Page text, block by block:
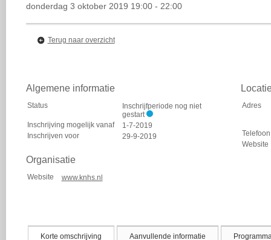
donderdag 3 oktober 2019 19:00 - 22:00
Terug naar overzicht
Algemene informatie
Status
Inschrijfperiode nog niet
gestart
Inschrijving mogelijk vanaf
1-7-2019
Inschrijven voor
29-9-2019
Organisatie
Website www.knhs.nl
Adres
Telefoon
Website
Korte omschrijving Aanvullende informatie